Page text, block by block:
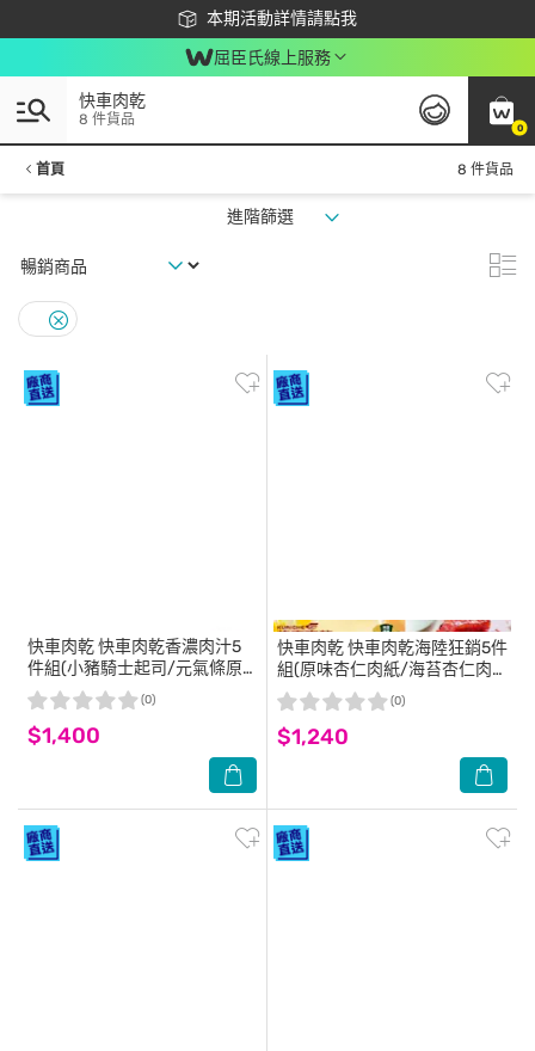
本期活動詳情請點我
下載app最高回饋$350
屈臣氏線上服務
0
快車肉乾
8 件貨品
首頁 8 件貨品
進階篩選
快車肉乾快車肉乾香濃肉汁5
件組(小豬騎士起司/元氣條原
味黑胡椒/蜜汁黑胡椒豬肉乾/
蜜汁豬肉乾) 伴手禮 零食
$1,400
(0)
快車肉乾快車肉乾海陸狂銷5件
組(原味杏仁肉紙/海苔杏仁肉
紙/招牌特厚黑胡椒肉乾/煙燻
魷魚絲/碳烤魷魚片) 零食 伴手
禮
$1,240
(0)